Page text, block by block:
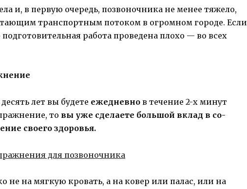
и, в первую очередь, позвоночника не менее тяжело,
транспортным потоком в огромном городе. Если
работа проведена плохо — во всех
лет вы будете ежедневно в течение 2-х минут
то вы уже сделаете большой вклад в со­
своего здоровья.
не на мягкую кровать, а на ковер или палас, или на